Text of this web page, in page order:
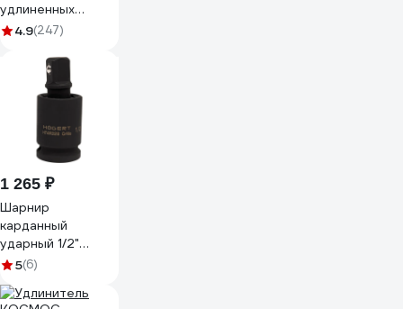
удлиненных
головок Inforce
4.9(247)
1 265 ₽
Шарнир
карданный
ударный 1/2"
HOEGERT
5(6)